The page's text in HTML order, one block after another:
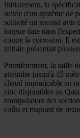
Initialement, la
suivie d'un système de
sollicité un second avis
longue date dans
contre la corrosion. Il
initiale présentait
Premièrement, la taille
atteindre jusqu'à 15
chaud impraticable en
zinc disponibles au
manipulation des
coûts et risquant de